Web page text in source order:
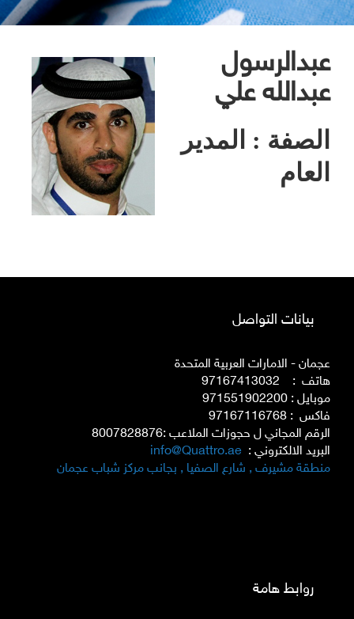
عبدالرسول
عبدالله علي
الصفة : المدير
العام
بيانات التواصل
عجمان - الامارات العربية المتحدة
هاتف : 97167413032
موبايل : 971551902200
فاكس : 97167116768
الرقم المجاني ل حجوزات الملاعب :8007828876
البريد الالكتروني : info@Quattro.ae
منطقة مشيرف , شارع الصفيا , بجانب مركز شباب عجمان
روابط هامة